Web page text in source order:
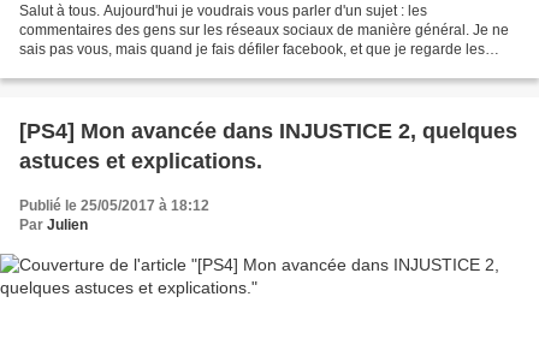
Salut à tous. Aujourd'hui je voudrais vous parler d'un sujet : les
commentaires des gens sur les réseaux sociaux de manière général. Je ne
sais pas vous, mais quand je fais défiler facebook, et que je regarde les
[PS4] Mon avancée dans INJUSTICE 2, quelques
astuces et explications.
Publié le 25/05/2017 à 18:12
Par Julien